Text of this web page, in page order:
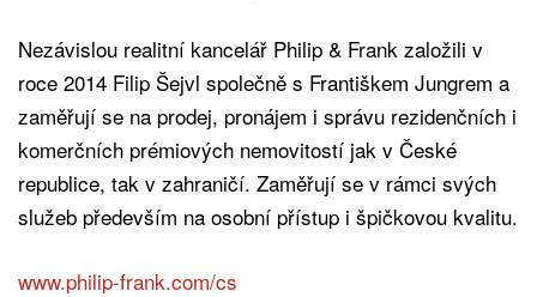
Nezávislou realitní kancelář Philip & Frank založili v
roce 2014 Filip Šejvl společně s Františkem Jungrem a
zaměřují se na prodej, pronájem i správu rezidenčních i
komerčních prémiových nemovitostí jak v České
republice, tak v zahraničí. Zaměřují se v rámci svých
služeb především na osobní přístup i špičkovou kvalitu.
www.philip-frank.com/cs